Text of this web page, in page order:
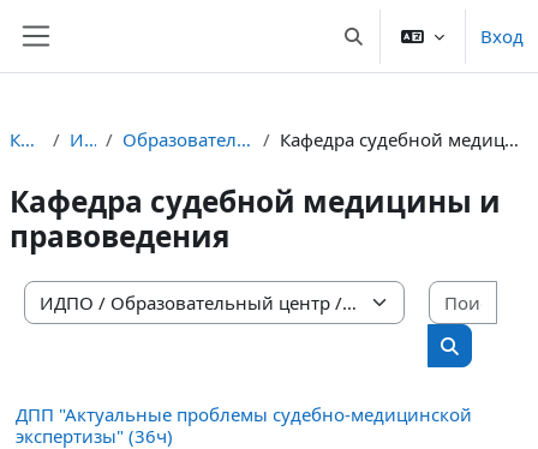
Изменить данныеВход
Курсы ИДПО Образовательный центр Кафедра судебной медицины и правоведения
Кафедра судебной медицины и
правоведения
Категории курсов
Поиск
ДПП "Актуальные проблемы судебно-медицинской
экспертизы" (36ч)